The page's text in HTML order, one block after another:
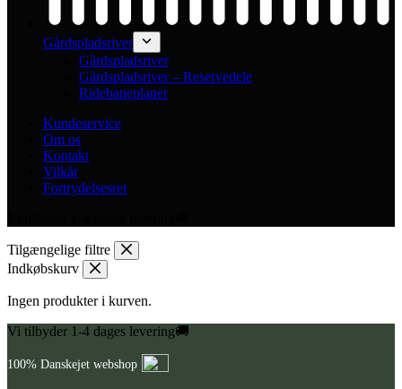
Gårdspladsriver
Gårdspladsriver
Gårdspladsriver – Reservedele
Ridebaneplaner
Kundeservice
Om os
Kontakt
Vilkår
Fortrydelsesret
Tilgængelige filtre
Indkøbskurv
Ingen produkter i kurven.
Vi tilbyder 1-4 dages levering🚚
100% Danskejet webshop